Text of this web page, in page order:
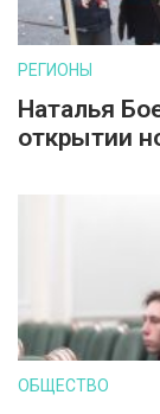
РЕГИОНЫ
Наталья
открытии
ОБЩЕСТВО